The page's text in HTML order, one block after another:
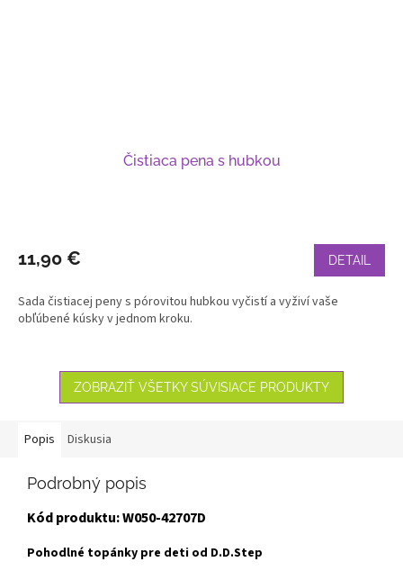
Čistiaca pena s hubkou
11,90 € DETAIL
Sada čistiacej peny s pórovitou hubkou vyčistí a vyživí vaše
obľúbené kúsky v jednom kroku.
ZOBRAZIŤ VŠETKY SÚVISIACE PRODUKTY
Popis Diskusia
Podrobný popis
Kód produktu:W050-42707D
Pohodlné topánky pre deti od D.D.Step